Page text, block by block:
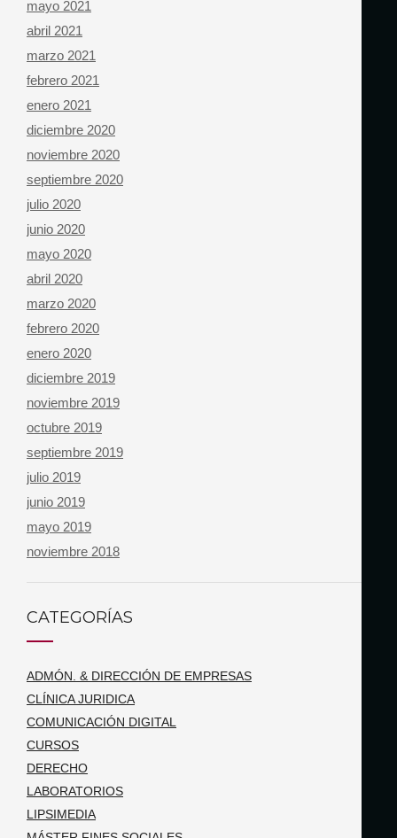
mayo 2021
abril 2021
marzo 2021
febrero 2021
enero 2021
diciembre 2020
noviembre 2020
septiembre 2020
julio 2020
junio 2020
mayo 2020
abril 2020
marzo 2020
febrero 2020
enero 2020
diciembre 2019
noviembre 2019
octubre 2019
septiembre 2019
julio 2019
junio 2019
mayo 2019
noviembre 2018
CATEGORÍAS
ADMÓN. & DIRECCIÓN DE EMPRESAS
CLÍNICA JURIDICA
COMUNICACIÓN DIGITAL
CURSOS
DERECHO
LABORATORIOS
LIPSIMEDIA